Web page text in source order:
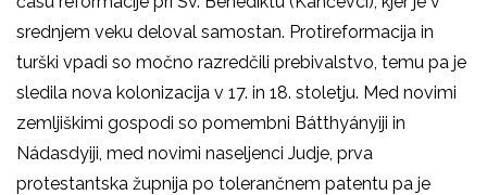
srednjem veku deloval samostan. Protireformacija in
turški vpadi so močno razredčili prebivalstvo, temu pa je
sledila nova kolonizacija v 17. in 18. stoletju. Med novimi
zemljiškimi gospodi so pomembni Bátthyányiji in
Nádasdyiji, med novimi naseljenci Judje, prva
protestantska župnija po tolerančnem patentu pa je